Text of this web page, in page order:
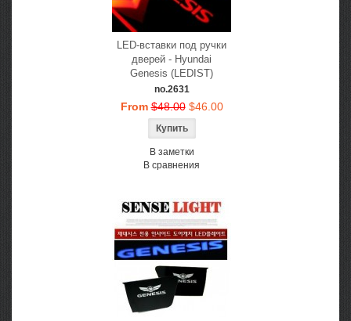
LED-вставки под ручки
дверей - Hyundai
Genesis (LEDIST)
no.2631
From$48.00 $46.00
В заметки
В сравнения